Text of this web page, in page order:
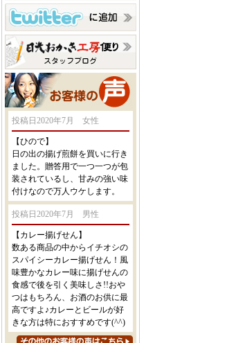
投稿日2020年7月 女性
【ひので】
日の出の揚げ煎餅を買いに行き
ました。贈答用で一つ一つが包
装されているし、甘みの強い味
付けなので万人ウケします。
投稿日2020年7月 男性
【カレー揚げせん】
数ある商品の中からイチオシの
スパイシーカレー揚げせん！風
味豊かなカレー味に揚げせんの
食感で後を引く美味しさ!!おや
つはもちろん、お酒のお供に最
高ですよ♪カレーとビールが好
きな方は特におすすめです(^^)